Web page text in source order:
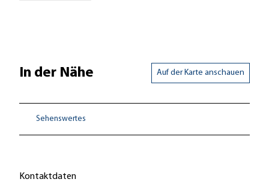
In der Nähe Auf der Karte anschauen
Sehenswertes
Kontaktdaten